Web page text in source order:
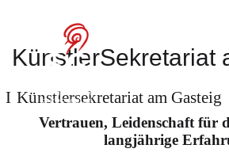
bei den
Bayreuther
Festspielen
KünstlerSekretariat
Künstler­sekretariat am Gasteig
Vertrauen, Leidenschaft für
langjährige